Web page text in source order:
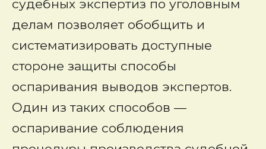
судебных экспертиз по уголовным
делам позволяет обобщить и
систематизировать доступные
стороне защиты способы
оспаривания выводов экспертов.
Один из таких способов —
оспаривание соблюдения